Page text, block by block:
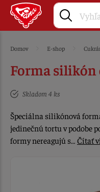
Domov E-shop
Forma silikón
Skladom 4 ks
Špeciálna silikónová
jedinečnú tortu v podobe
formy nereagujú s… Čítať